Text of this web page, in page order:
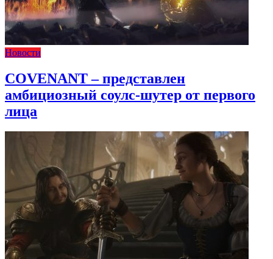
Новости
COVENANT – представлен
амбициозный соулс-шутер от первого
лица